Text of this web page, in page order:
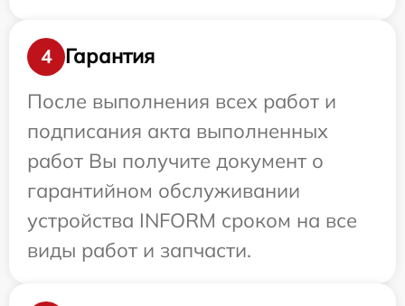
4
Гарантия
После выполнения всех работ и
подписания акта выполненных
работ Вы получите документ о
гарантийном обслуживании
устройства INFORM сроком на все
виды работ и запчасти.